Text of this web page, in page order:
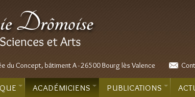
du Concept, bâtiment A - 26500 Bourg lès Valence
ACADÉMICIENS PUBLICATIONS